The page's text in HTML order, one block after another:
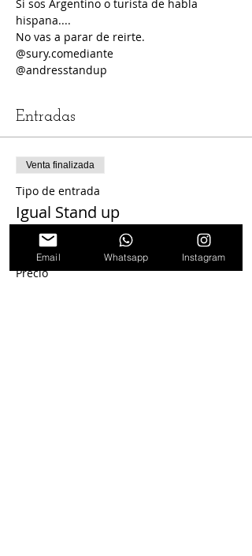
Si sos Argentino o turista de habla
hispana....
No vas a parar de reirte.
@sury.comediante
@andresstandup
Entradas
Venta finalizada
Tipo de entrada
Igual Stand up
Leer más
Precio
Email Whatsapp Instagram